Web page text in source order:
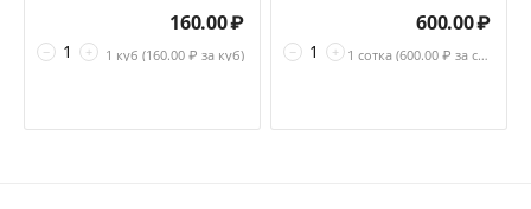
+
−
160.00₽
1 куб (160.00 ₽ за куб) +
−
600.00₽
1 сотка (600.00 ₽ за сотка)